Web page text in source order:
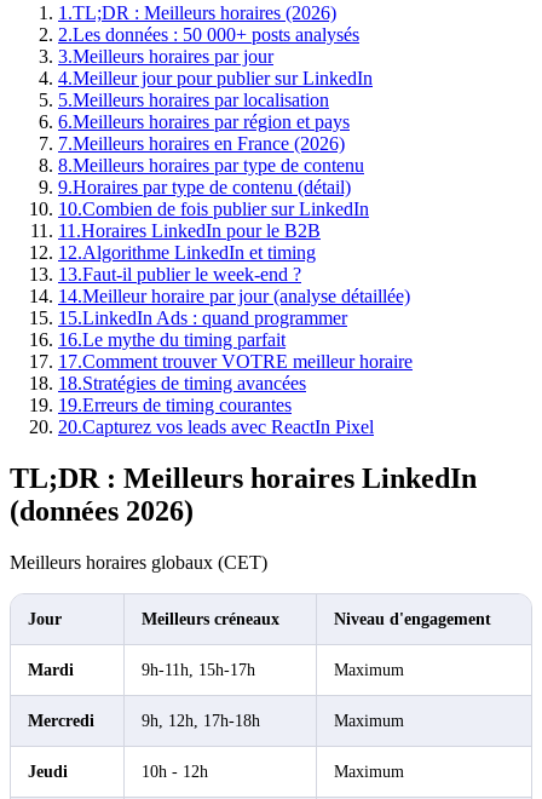
1 .TL;DR : Meilleurs horaires (2026)
2.Les données : 50 000+ posts analysés
3.Meilleurs horaires par jour
4.Meilleur jour pour publier sur LinkedIn
5.Meilleurs horaires par localisation
6.Meilleurs horaires par région et pays
7.Meilleurs horaires en France (2026)
8.Meilleurs horaires par type de contenu
9.Horaires par type de contenu (détail)
10.Combien de fois publier sur LinkedIn
11 .Horaires LinkedIn pour le B2B
12.Algorithme LinkedIn et timing
13.Faut-il publier le week-end ?
14.Meilleur horaire par jour (analyse détaillée)
15.LinkedIn Ads : quand programmer
16.Le mythe du timing parfait
17.Comment trouver VOTRE meilleur horaire
18.Stratégies de timing avancées
19.Erreurs de timing courantes
20.Capturez vos leads avec ReactIn Pixel
TL;DR : Meilleurs horaires LinkedIn
(données 2026)
Meilleurs horaires globaux (CET)
Jour Meilleurs créneaux Niveau d'engagement
Mardi 9h-11h, 15h-17h Maximum
Mercredi 9h, 12h, 17h-18h Maximum
Jeudi 10h - 12h Maximum